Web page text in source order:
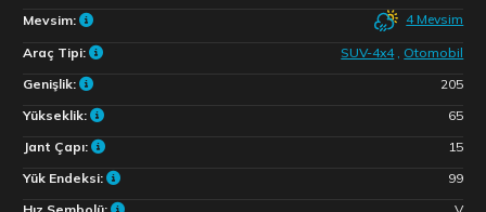
Mevsim: 4 Mevsim
Araç Tipi: SUV-4x4
Otomobil
Genişlik:
205
Yükseklik:
65
Jant Çapı:
15
Yük Endeksi:
99